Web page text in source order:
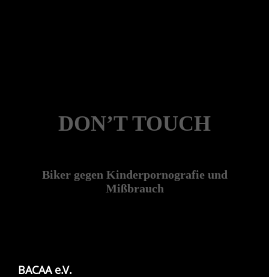
DON’T TOUCH
Biker gegen Kinderpornografie und
Mißbrauch
BACAA e.V.